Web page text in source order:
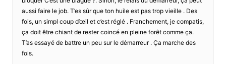
aussi faire le job. T’es sûr que ton huile est pas trop vieille . Des
fois, un simpl coup d’œil et c’est réglé . Franchement, je compatis,
ça doit être chiant de rester coincé en pleine forêt comme ça.
T’as essayé de battre un peu sur le démarreur . Ça marche des
fois.